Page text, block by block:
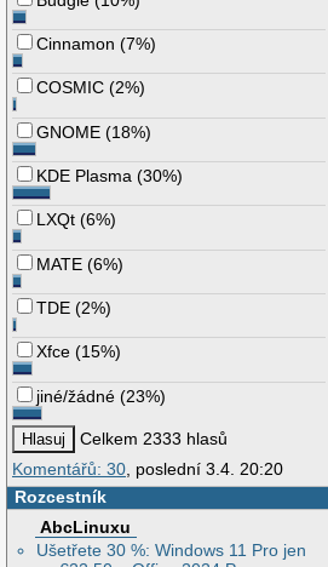
Cinnamon (7%)
COSMIC (2%)
GNOME (18%)
KDE Plasma (30%)
LXQt (6%)
MATE (6%)
TDE (2%)
Xfce (15%)
jiné/žádné (23%)
Celkem 2333 hlasů
Komentářů: 30, poslední 3.4. 20:20
Rozcestník
AbcLinuxu
Ušetřete 30 %: Windows 11 Pro jen